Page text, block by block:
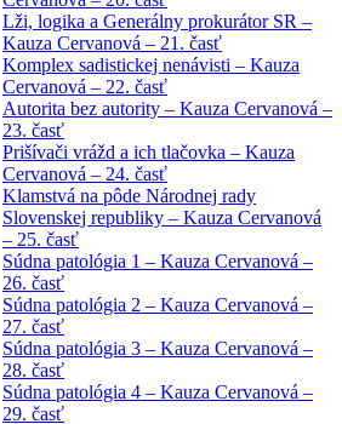
Lži, logika a Generálny prokurátor SR –
Kauza Cervanová – 21. časť
Komplex sadistickej nenávisti – Kauza
Cervanová – 22. časť
Autorita bez autority – Kauza Cervanová –
23. časť
Prišívači vrážd a ich tlačovka – Kauza
Cervanová – 24. časť
Klamstvá na pôde Národnej rady
Slovenskej republiky – Kauza Cervanová
– 25. časť
Súdna patológia 1 – Kauza Cervanová –
26. časť
Súdna patológia 2 – Kauza Cervanová –
27. časť
Súdna patológia 3 – Kauza Cervanová –
28. časť
Súdna patológia 4 – Kauza Cervanová –
29. časť